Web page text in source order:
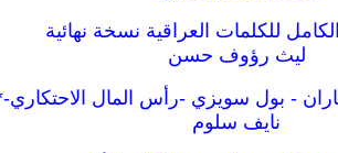
ليث رؤوف حسن
- بول سويزي -رأس المال
نايف سلوم